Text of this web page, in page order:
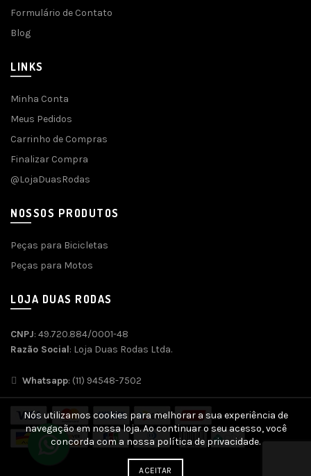
Formulário de Contato
Blog
LINKS
Minha Conta
Meus Pedidos
Carrinho de Compras
Finalizar Compra
@LojaDuasRodas
NOSSOS PRODUTOS
Peças para Bicicletas
Peças para Motos
LOJA DUAS RODAS
CNPJ: 49.720.884/0001-48
Razão Social: Loja Duas Rodas Ltda.
Whatsapp: (11) 94548-7502
Nós utilizamos cookies para melhorar a sua experiência de
navegação em nossa loja. Ao continuar o seu acesso, você
concorda com a nossa política de privacidade.
ACEITAR